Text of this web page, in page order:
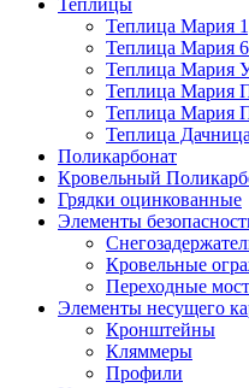
Теплицы
Теплица Мария
Теплица Мария
Теплица Мария
Теплица Мария
Теплица Мария
Теплица
Поликарбонат
Кровельный
Грядки оцинкованные
Элементы
Кровельные
Переходные
Элементы несущего
Кронштейны
Кляммеры
Профили